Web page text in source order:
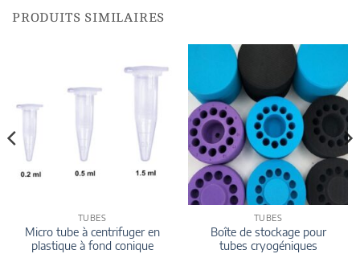
PRODUITS SIMILAIRES
TUBES
Micro tube à centrifuger en
plastique à fond conique
TUBES
Boîte de stockage pour
tubes cryogéniques